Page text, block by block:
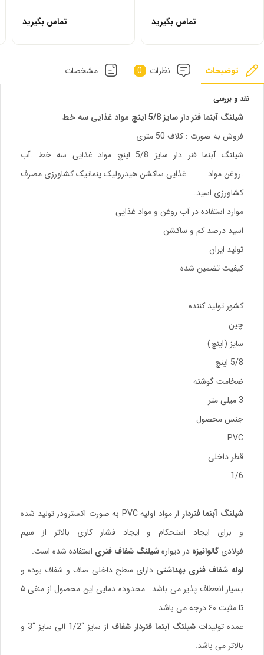
تماس بگیرید تماس بگیرید
توضیحات نظرات 0 مشخصات
نقد و بررسی
شیلنگ آبنما فنر دار سایز 5/8 اینچ مواد غذایی سه خط
فروش به صورت : کلاف 50 متری
شیلنگ آبنما فنر دار سایز 5/8 اینچ مواد غذایی سه خط .آب
.روغن.مواد غذایی.ساکشن.هیدرولیک.پنماتیک.کشاورزی.مصرف
کشاورزی.اسید.
موارد استفاده در آب روغن و مواد غذایی
اسید درصد کم و ساکشن
تولید ایران
کیفیت تضمین شده
کشور تولید کننده
چین
سایز (اینچ)
5/8 اینچ
ضخامت گوشته
3 میلی متر
جنس محصول
PVC
قطر داخلی
1/6
شیلنگ آبنما فنردار
از مواد اولیه PVC به صورت اکسترودر تولید شده
و برای ایجاد استحکام و ایجاد فشار کاری بالاتر از سیم
فولادیگالوانیزه در دیوارهشیلنگ شفاف فنری استفاده شده است.
لوله شفاف فنری بهداشتی دارای سطح داخلی صاف و شفاف بوده و
بسیار انعطاف پذیر می باشد. محدوده دمایی این محصول از منفی ۵
تا مثبت ۶۰ درجه می باشد.
عمده تولیدات شیلنگ آبنما فنردار شفاف
از سایز “1/2 الی سایز “3 و
بالاتر می باشد.